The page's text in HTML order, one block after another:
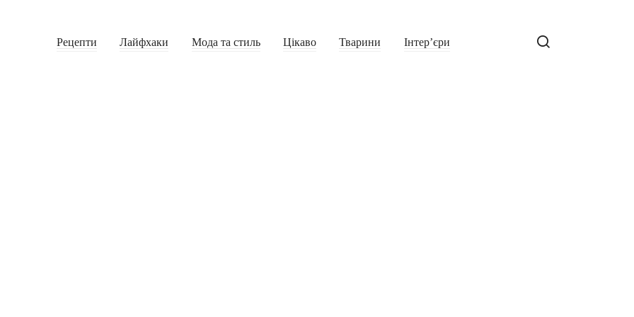
Рецепти Лайфхаки Мода та стиль Цікаво Тварини Інтер’єри